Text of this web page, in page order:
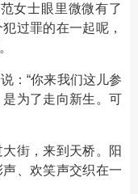
女士眼里微微有了
过罪的在一起呢，
“你来我们这儿参
为了走向新生。可
街，来到天桥。阳
、欢笑声交织在一